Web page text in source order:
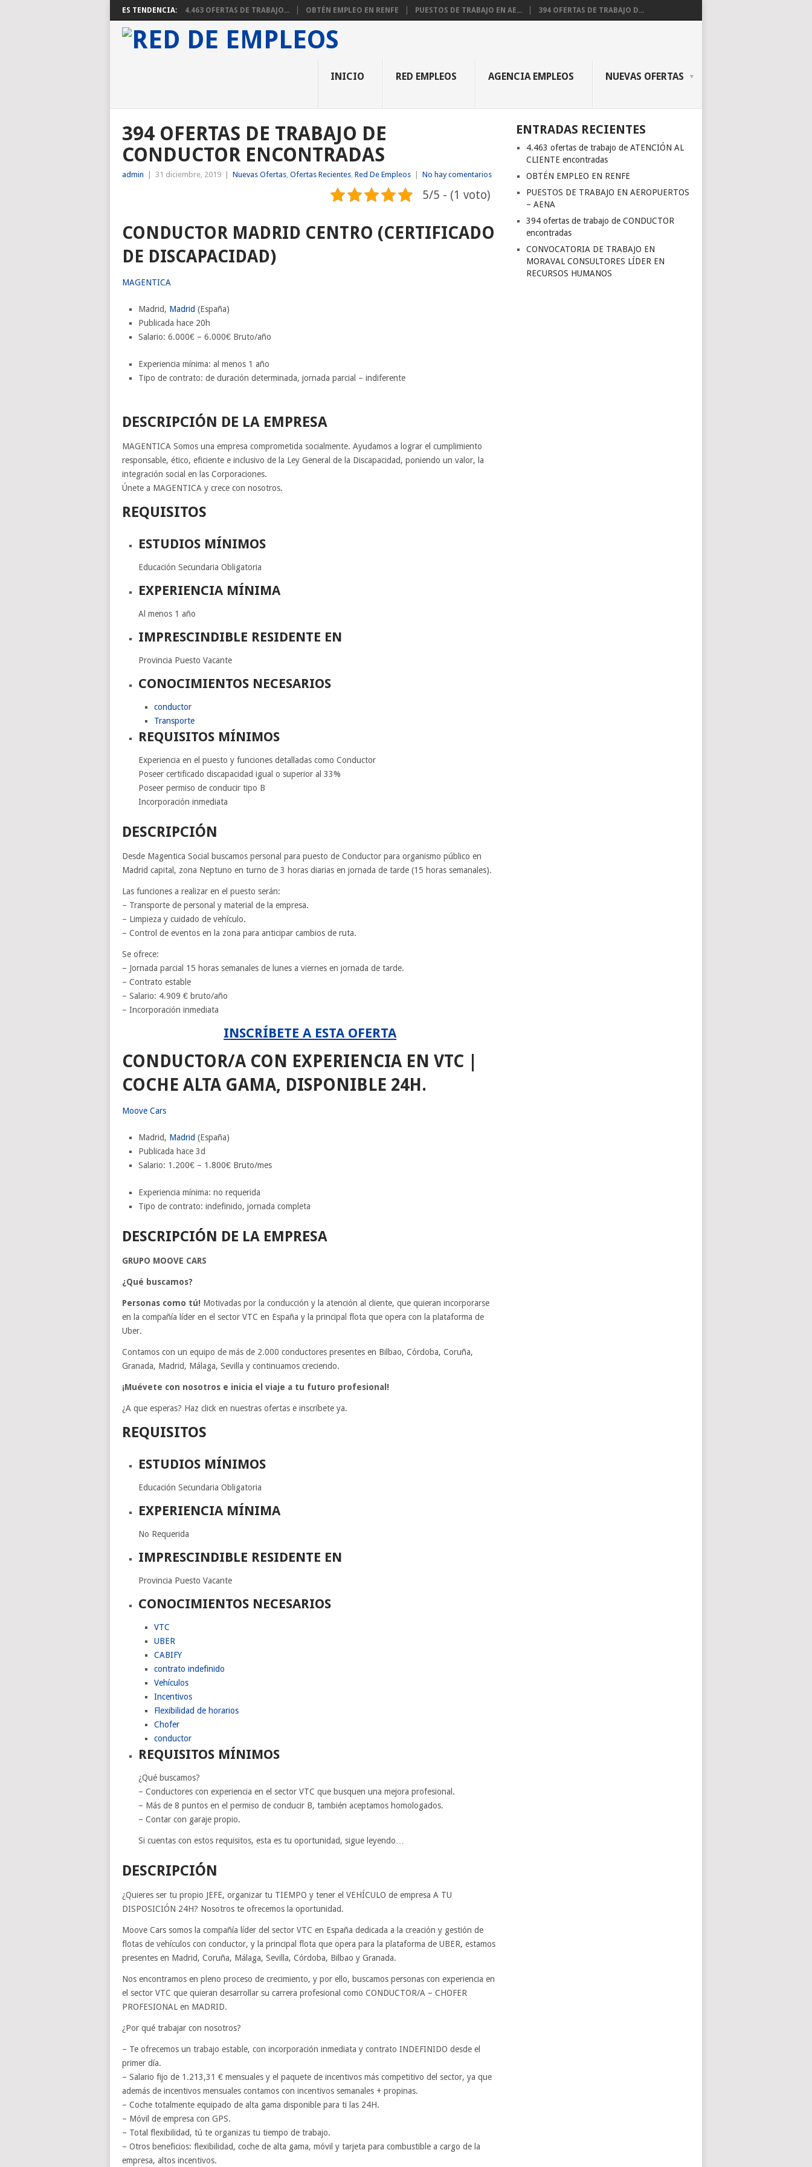
ES TENDENCIA: 4.463 OFERTAS DE TRABAJO... OBTÉN EMPLEO EN RENFE PUESTOS DE TRABAJO EN AE... 394 OFERTAS DE TRABAJO D...
INICIO RED EMPLEOS AGENCIA EMPLEOS NUEVAS OFERTAS
394 OFERTAS DE TRABAJO DE
CONDUCTOR ENCONTRADAS
admin 31 diciembre, 2019 Nuevas Ofertas, Ofertas Recientes, Red De Empleos No hay comentarios
5/5 - (1 voto)
CONDUCTOR MADRID CENTRO (CERTIFICADO
DE DISCAPACIDAD)
MAGENTICA
Madrid, Madrid (España)
Publicada hace 20h
Salario: 6.000€ – 6.000€ Bruto/año
Experiencia mínima: al menos 1 año
Tipo de contrato: de duración determinada, jornada parcial – indiferente
DESCRIPCIÓN DE LA EMPRESA
MAGENTICA Somos una empresa comprometida socialmente. Ayudamos a lograr el cumplimiento
responsable, ético, eficiente e inclusivo de la Ley General de la Discapacidad, poniendo un valor, la
integración social en las Corporaciones.
Únete a MAGENTICA y crece con nosotros.
REQUISITOS
ESTUDIOS MÍNIMOS
Educación Secundaria Obligatoria
EXPERIENCIA MÍNIMA
Al menos 1 año
IMPRESCINDIBLE RESIDENTE EN
Provincia Puesto Vacante
CONOCIMIENTOS NECESARIOS
conductor
Transporte
REQUISITOS MÍNIMOS
Experiencia en el puesto y funciones detalladas como Conductor
Poseer certificado discapacidad igual o superior al 33%
Poseer permiso de conducir tipo B
Incorporación inmediata
DESCRIPCIÓN
Desde Magentica Social buscamos personal para puesto de Conductor para organismo público en
Madrid capital, zona Neptuno en turno de 3 horas diarias en jornada de tarde (15 horas semanales).
Las funciones a realizar en el puesto serán:
– Transporte de personal y material de la empresa.
– Limpieza y cuidado de vehículo.
– Control de eventos en la zona para anticipar cambios de ruta.
Se ofrece:
– Jornada parcial 15 horas semanales de lunes a viernes en jornada de tarde.
– Contrato estable
– Salario: 4.909 € bruto/año
– Incorporación inmediata
INSCRÍBETE A ESTA OFERTA
CONDUCTOR/A CON EXPERIENCIA EN VTC |
COCHE ALTA GAMA, DISPONIBLE 24H.
Moove Cars
Madrid, Madrid (España)
Publicada hace 3d
Salario: 1.200€ – 1.800€ Bruto/mes
Experiencia mínima: no requerida
Tipo de contrato: indefinido, jornada completa
DESCRIPCIÓN DE LA EMPRESA
GRUPO MOOVE CARS
¿Qué buscamos?
Personas como tú! Motivadas por la conducción y la atención al cliente, que quieran incorporarse
en la compañía líder en el sector VTC en España y la principal flota que opera con la plataforma de
Uber.
Contamos con un equipo de más de 2.000 conductores presentes en Bilbao, Córdoba, Coruña,
Granada, Madrid, Málaga, Sevilla y continuamos creciendo.
¡Muévete con nosotros e inicia el viaje a tu futuro profesional!
¿A que esperas? Haz click en nuestras ofertas e inscríbete ya.
REQUISITOS
ESTUDIOS MÍNIMOS
Educación Secundaria Obligatoria
EXPERIENCIA MÍNIMA
No Requerida
IMPRESCINDIBLE RESIDENTE EN
Provincia Puesto Vacante
CONOCIMIENTOS NECESARIOS
VTC
UBER
CABIFY
contrato indefinido
Vehículos
Incentivos
Flexibilidad de horarios
Chofer
conductor
REQUISITOS MÍNIMOS
¿Qué buscamos?
– Conductores con experiencia en el sector VTC que busquen una mejora profesional.
– Más de 8 puntos en el permiso de conducir B, también aceptamos homologados.
– Contar con garaje propio.
Si cuentas con estos requisitos, esta es tu oportunidad, sigue leyendo…
DESCRIPCIÓN
¿Quieres ser tu propio JEFE, organizar tu TIEMPO y tener el VEHÍCULO de empresa A TU
DISPOSICIÓN 24H? Nosotros te ofrecemos la oportunidad.
Moove Cars somos la compañía líder del sector VTC en España dedicada a la creación y gestión de
flotas de vehículos con conductor, y la principal flota que opera para la plataforma de UBER, estamos
presentes en Madrid, Coruña, Málaga, Sevilla, Córdoba, Bilbao y Granada.
Nos encontramos en pleno proceso de crecimiento, y por ello, buscamos personas con experiencia en
el sector VTC que quieran desarrollar su carrera profesional como CONDUCTOR/A – CHOFER
PROFESIONAL en MADRID.
¿Por qué trabajar con nosotros?
– Te ofrecemos un trabajo estable, con incorporación inmediata y contrato INDEFINIDO desde el
primer día.
– Salario fijo de 1.213,31 € mensuales y el paquete de incentivos más competitivo del sector, ya que
además de incentivos mensuales contamos con incentivos semanales + propinas.
– Coche totalmente equipado de alta gama disponible para ti las 24H.
– Móvil de empresa con GPS.
– Total flexibilidad, tú te organizas tu tiempo de trabajo.
– Otros beneficios: flexibilidad, coche de alta gama, móvil y tarjeta para combustible a cargo de la
empresa, altos incentivos.
ENTRADAS RECIENTES
4.463 ofertas de trabajo de ATENCIÓN AL
CLIENTE encontradas
OBTÉN EMPLEO EN RENFE
PUESTOS DE TRABAJO EN AEROPUERTOS
– AENA
394 ofertas de trabajo de CONDUCTOR
encontradas
CONVOCATORIA DE TRABAJO EN
MORAVAL CONSULTORES LÍDER EN
RECURSOS HUMANOS